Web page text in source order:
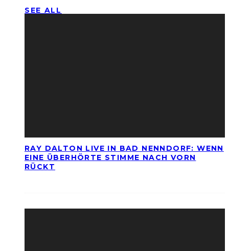
SEE ALL
RAY DALTON LIVE IN BAD NENNDORF: WENN
EINE ÜBERHÖRTE STIMME NACH VORN
RÜCKT